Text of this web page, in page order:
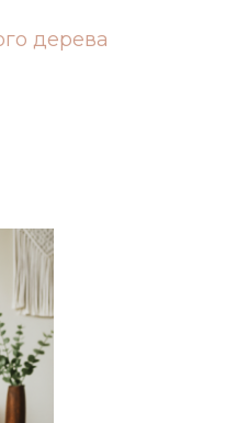
дерева